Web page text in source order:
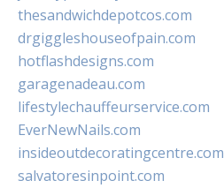
thesandwichdepotcos.com
drgiggleshouseofpain.com
hotflashdesigns.com
garagenadeau.com
lifestylechauffeurservice.com
EverNewNails.com
insideoutdecoratingcentre.com
salvatoresinpoint.com